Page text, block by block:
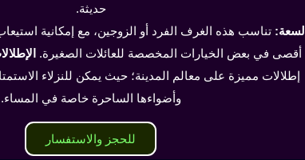
حديثة.
السعة:
أقصى في بعض الخيارات المخصصة للعائلات الصغيرة.
إطلالات مميزة على معالم المدينة؛ حيث يمكن للنزلاء
وأضواءها الساحرة خاصة في المساء.
للحجز والاستفسار